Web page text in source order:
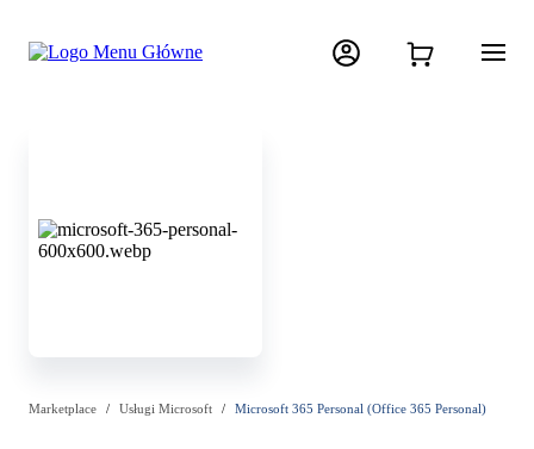
Marketplace Usługi Microsoft Microsoft 365 Personal (Office 365 Personal)